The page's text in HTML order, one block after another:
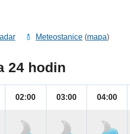
Meteostanice (mapa)
24 hodin
02:00 03:00 04:00